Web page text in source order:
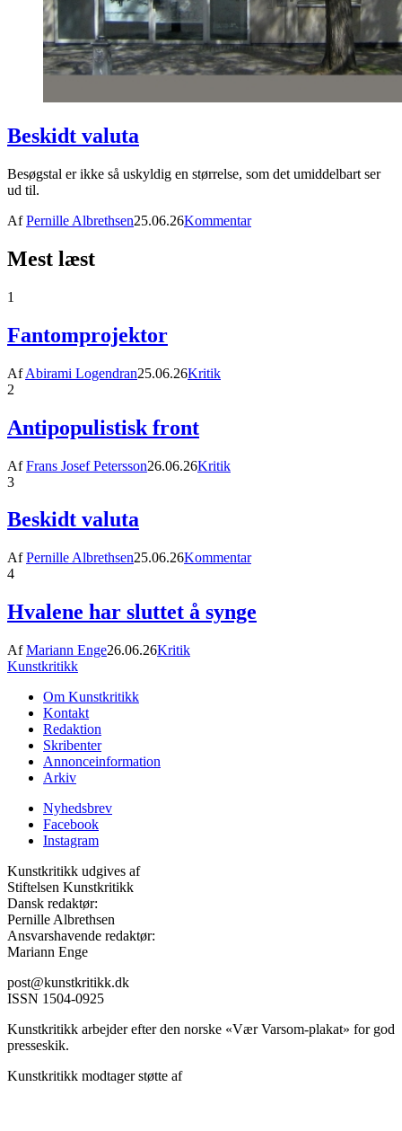
Beskidt valuta
Besøgstal er ikke så uskyldig en størrelse, som det umiddelbart ser
ud til.
AfPernille Albrethsen25.06.26Kommentar
Mest læst
1
Fantomprojektor
AfAbirami Logendran25.06.26Kritik
2
Antipopulistisk front
AfFrans Josef Petersson26.06.26Kritik
3
Beskidt valuta
AfPernille Albrethsen25.06.26Kommentar
4
Hvalene har sluttet å synge
AfMariann Enge26.06.26Kritik
Kunstkritikk
Om Kunstkritikk
Kontakt
Redaktion
Skribenter
Annonceinformation
Arkiv
Nyhedsbrev
Facebook
Instagram
Kunstkritikk udgives af
Stiftelsen Kunstkritikk
Dansk redaktør:
Pernille Albrethsen
Ansvarshavende redaktør:
Mariann Enge
post@kunstkritikk.dk
ISSN 1504-0925
Kunstkritikk arbejder efter den norske «Vær Varsom-plakat» for god
presseskik.
Kunstkritikk modtager støtte af